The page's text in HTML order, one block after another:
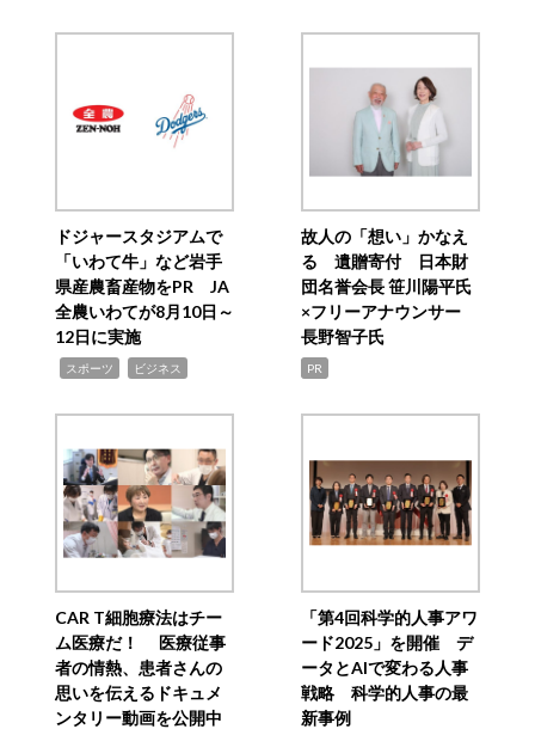
ドジャースタジアムで
「いわて牛」など岩手
県産農畜産物をPR JA
全農いわてが8月10日～
12日に実施
スポーツ ビジネス
故人の「想い」かなえ
る 遺贈寄付 日本財
団名誉会長 笹川陽平氏
×フリーアナウンサー
長野智子氏
PR
CAR T細胞療法はチー
ム医療だ！ 医療従事
者の情熱、患者さんの
思いを伝えるドキュメ
ンタリー動画を公開中
「第4回科学的人事アワ
ード2025」を開催 デ
ータとAIで変わる人事
戦略 科学的人事の最
新事例